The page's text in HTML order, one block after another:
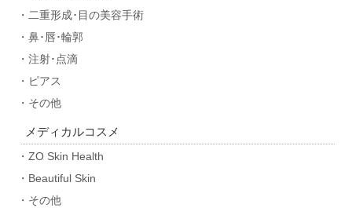
・二重形成･目の美容手術
・鼻･唇･輪郭
・注射･点滴
・ピアス
・その他
メディカルコスメ
・ZO Skin Health
・Beautiful Skin
・その他